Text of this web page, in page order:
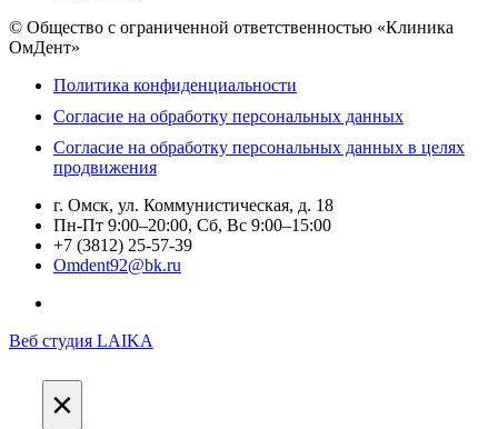
© Общество с ограниченной ответственностью «Клиника
ОмДент»
Политика конфиденциальности
Согласие на обработку персональных данных
Согласие на обработку персональных данных в целях
продвижения
г. Омск, ул. Коммунистическая, д. 18
Пн-Пт 9:00–20:00, Сб, Вс 9:00–15:00
+7 (3812) 25-57-39
Omdent92@bk.ru
Веб студия LAIKA
×